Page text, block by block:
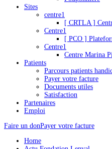
Sites
centre1
[ CRTLA ]
Centre1
[ PCO ]
Centre1
Centre Marina
Patients
Parcours patients
Payer votre facture
Documents utiles
Satisfaction
Partenaires
Emploi
Faire un donPayer votre facture
Home